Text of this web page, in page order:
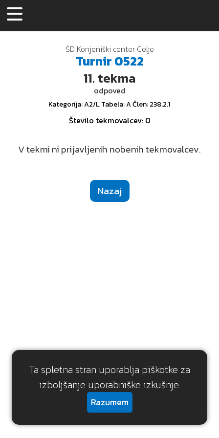
Ta spletna stran uporablja piškotke za
izboljšanje uporabniške izkušnje.
Razumem
ŠD Konjeniški center Celje
Turnir0522
11. tekma
odpoved
Kategorija: A2/LTabela: AČlen: 238.2.1
Število tekmovalcev: 0
V tekmi ni prijavljenih nobenih tekmovalcev.
Nazaj